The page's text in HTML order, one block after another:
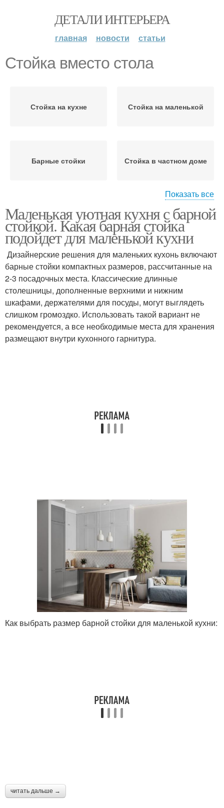
ДЕТАЛИ ИНТЕРЬЕРА
главная новости статьи
Стойка вместо стола
Стойка на кухне Стойка на маленькой
Барные стойки Стойка в частном доме
Стойка для маленькой Стойки для кухни
Стойка в маленькой Стойка для кухни
Обеденный стол Стол на маленькой
Показать все
Маленькая уютная кухня с барной
стойкой. Какая барная стойка
подойдет для маленькой кухни
Дизайнерские решения для маленьких кухонь включают
барные стойки компактных размеров, рассчитанные на
2-3 посадочных места. Классические длинные
столешницы, дополненные верхними и нижним
шкафами, держателями для посуды, могут выглядеть
слишком громоздко. Использовать такой вариант не
рекомендуется, а все необходимые места для хранения
размещают внутри кухонного гарнитура.
Как выбрать размер барной стойки для маленькой кухни:
читать дальше →